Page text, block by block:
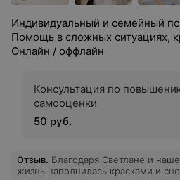
Индивидуальный и семейный
Помощь в сложных ситуациях,
Онлайн / оффлайн
Консультация по
самооценки
50 руб.
Отзыв. Благодаря Светлане и
жизнь наполнилась красками и